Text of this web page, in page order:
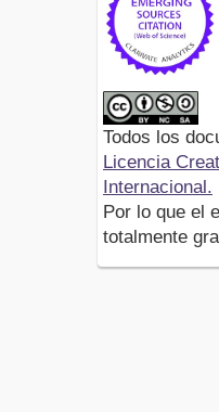
Todos los
Licencia
Internacional.
Por lo que el
totalmente